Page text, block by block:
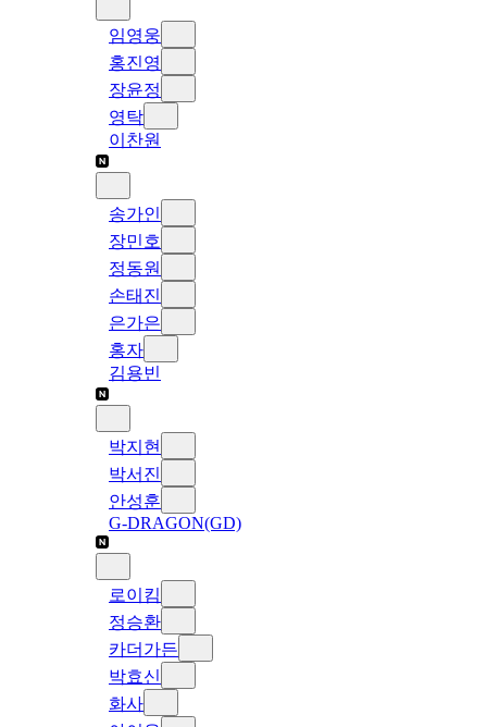
임영웅
홍진영
장윤정
영탁
이찬원
송가인
장민호
정동원
손태진
은가은
홍자
김용빈
박지현
박서진
안성훈
G-DRAGON(GD)
로이킴
정승환
카더가든
박효신
화사